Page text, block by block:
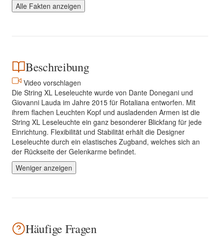
Alle Fakten anzeigen
Beschreibung
Video vorschlagen
Die String XL Leseleuchte wurde von Dante Donegani und
Giovanni Lauda im Jahre 2015 für Rotaliana entworfen. Mit
ihrem flachen Leuchten Kopf und ausladenden Armen ist die
String XL Leseleuchte ein ganz besonderer Blickfang für jede
Einrichtung. Flexibilität und Stabilität erhält die Designer
Leseleuchte durch ein elastisches Zugband, welches sich an
der Rückseite der Gelenkarme befindet.
Weniger anzeigen
Häufige Fragen